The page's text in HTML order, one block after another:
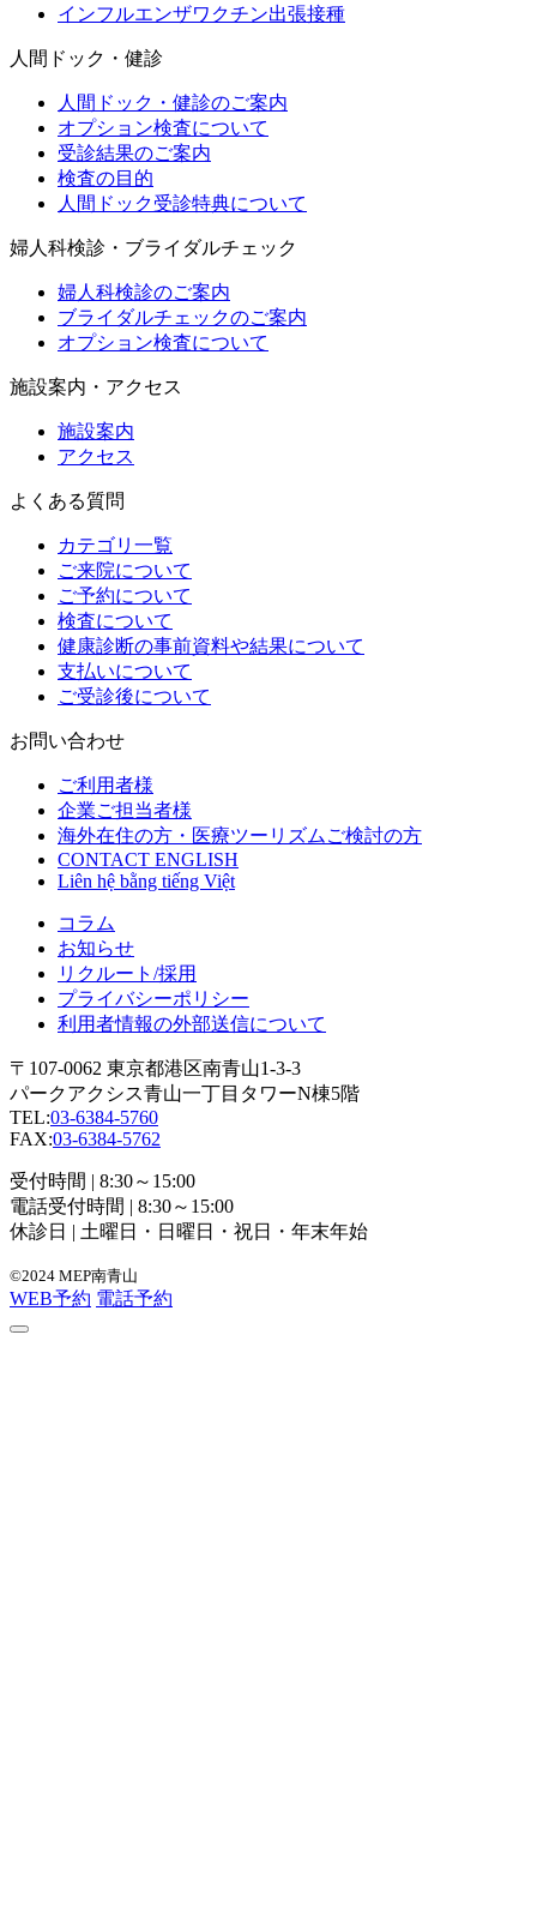
インフルエンザワクチン出張接種
人間ドック・健診
人間ドック・健診のご案内
オプション検査について
受診結果のご案内
検査の目的
人間ドック受診特典について
婦人科検診・ブライダルチェック
婦人科検診のご案内
ブライダルチェックのご案内
オプション検査について
施設案内・アクセス
施設案内
アクセス
よくある質問
カテゴリ一覧
ご来院について
ご予約について
検査について
健康診断の事前資料や結果について
支払いについて
ご受診後について
お問い合わせ
ご利用者様
企業ご担当者様
海外在住の方・医療ツーリズムご検討の方
CONTACT ENGLISH
Liên hệ bằng tiếng Việt
コラム
お知らせ
リクルート/採用
プライバシーポリシー
利用者情報の外部送信について
〒107-0062 東京都港区南青山1-3-3
パークアクシス青山一丁目タワーN棟5階
TEL:03-6384-5760
FAX:03-6384-5762
受付時間 | 8:30～15:00
電話受付時間 | 8:30～15:00
休診日 | 土曜日・日曜日・祝日・年末年始
©2024 MEP南青山
WEB予約 電話予約